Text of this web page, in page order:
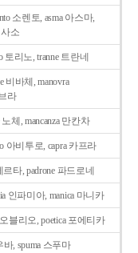
소렌토, asma 아스마,
사소
토리노, tranne 트란네
비바체, manovra
라
노체, mancanza 만칸차
아비투로, capra 카프라
르타, padrone 파드로네
인파미아, manica 마니카
블리오, poetica 포에티카
바, spuma 스푸마